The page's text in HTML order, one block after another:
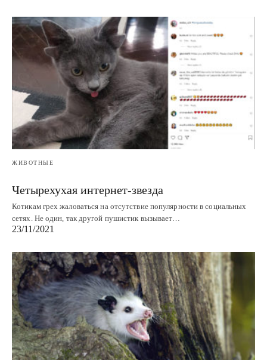
ЖИВОТНЫЕ
Четырехухая интернет-звезда
Котикам грех жаловаться на отсутствие популярности в социальных
сетях. Не один, так другой пушистик вызывает…
23/11/2021